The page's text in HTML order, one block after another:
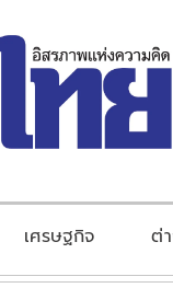
เศรษฐกิจ ต่